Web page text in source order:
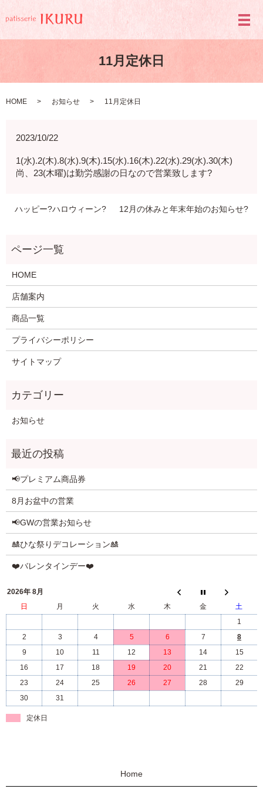
メ
11月定休日
HOME お知らせ 11月定休日
2023/10/22
1(水).2(木).8(水).9(木).15(水).16(木).22(水).29(水).30(木)
尚、23(木曜)は勤労感謝の日なので営業致します?
ハッピー?ハロウィーン? 12月の休みと年末年始のお知らせ?
HOME
店舗案内
商品一覧
プライバシーポリシー
サイトマップ
お知らせ
📢プレミアム商品券
8月お盆中の営業
📢GWの営業お知らせ
🎎ひな祭りデコレーション🎎
❤️バレンタインデー❤️
2026年 8月
日
月 火 水 木 金
土
1
2
3 4 5 6 7
8
9
10 11 12 13 14
15
16
17 18 19 20 21
22
23
24 25 26 27 28
29
30
31
定休日
Home